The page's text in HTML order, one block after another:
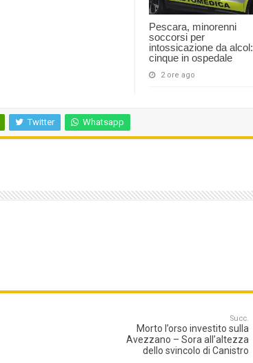
Pescara, minorenni
soccorsi per
intossicazione da alcol:
cinque in ospedale
2 ore ago
Twitter Whatsapp
Succ.
Morto l’orso investito sulla
Avezzano – Sora all’altezza
dello svincolo di Canistro